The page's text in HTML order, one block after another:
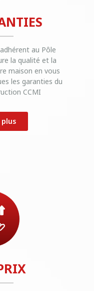
au Pôle
la qualité et la
maison en vous
les garanties du
CCMI
plus